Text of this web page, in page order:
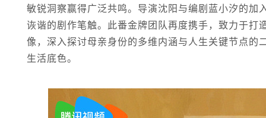
敏锐洞察赢得广泛共鸣。导演沈阳与编剧蓝小汐的
诙谐的剧作笔触。此番金牌团队再度携手，致力于
像，深入探讨母亲身份的多维内涵与人生关键节点
生活底色。